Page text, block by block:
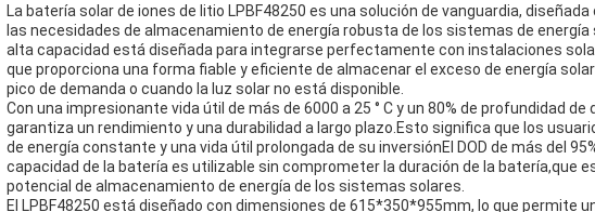
La batería solar de iones de litio LPBF48250 es una solución de vanguardia,
las necesidades de almacenamiento de energía robusta de los sistemas de
alta capacidad está diseñada para integrarse perfectamente con instalaciones
que proporciona una forma fiable y eficiente de almacenar el exceso de energía
pico de demanda o cuando la luz solar no está disponible.
Con una impresionante vida útil de más de 6000 a 25 ° C y un 80% de profundidad de
garantiza un rendimiento y una durabilidad a largo plazo.Esto significa que los
de energía constante y una vida útil prolongada de su inversiónEl DOD de más del
capacidad de la batería es utilizable sin comprometer la duración de la batería,que
potencial de almacenamiento de energía de los sistemas solares.
El LPBF48250 está diseñado con dimensiones de 615*350*955mm, lo que permite